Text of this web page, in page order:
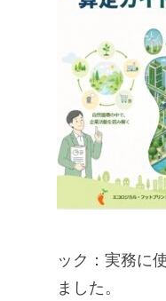
ック：実務に
ました。